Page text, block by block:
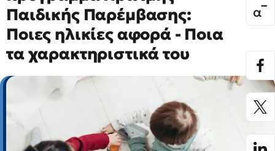
Παιδικής Παρέμβασης:
Ποιες ηλικίες αφορά - Ποια
τα χαρακτηριστικά του